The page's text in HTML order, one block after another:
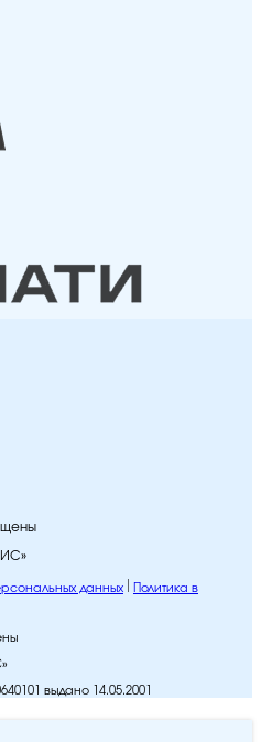
данных
Политика в
выдано 14.05.2001